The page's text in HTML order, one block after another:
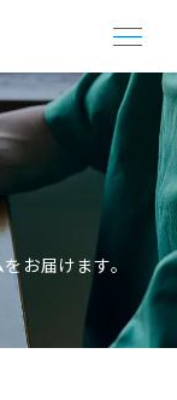
お届けます。